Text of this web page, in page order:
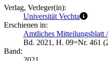
Verlag, Verleger(in):
Universität Vechta
Erschienen in:
Amtliches Mitteilungsblatt
Bd. 2021, H. 09=Nr. 461
Band: